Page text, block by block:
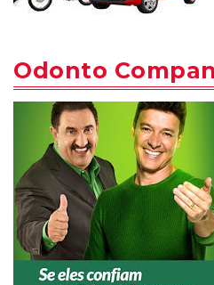
Odonto